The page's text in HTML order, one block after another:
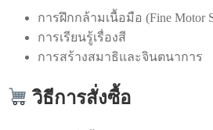
การฝึกกล้ามเนื้อมือ (Fine Motor
การเรียนรู้เรื่องสี
การสร้างสมาธิและจินตนาการ
วิธีการสั่งซื้อ